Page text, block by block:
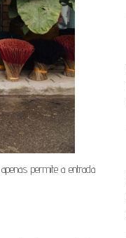
permite a entrada